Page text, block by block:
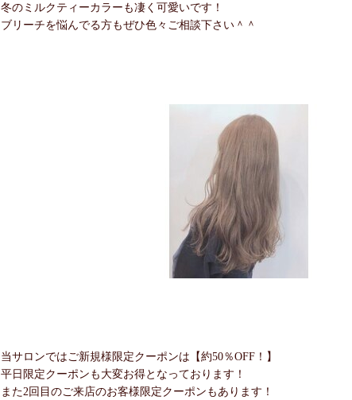
冬のミルクティーカラーも凄く可愛いです！
ブリーチを悩んでる方もぜひ色々ご相談下さい＾＾
当サロンではご新規様限定クーポンは【約50％OFF！】
平日限定クーポンも大変お得となっております！
また2回目のご来店のお客様限定クーポンもあります！